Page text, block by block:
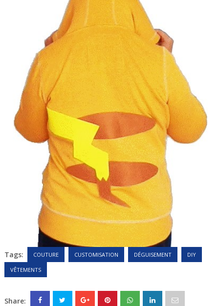
Tags: COUTURE CUSTOMISATION DÉGUISEMENT DIY
VÊTEMENTS
Share: